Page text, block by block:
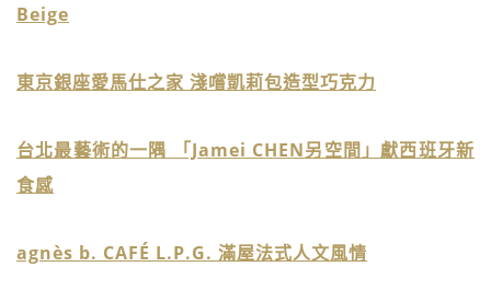
Beige
東京銀座愛馬仕之家 淺嚐凱莉包造型巧克力
台北最藝術的一隅 「Jamei CHEN另空間」獻西班牙新
食感
agnès b. CAFÉ L.P.G. 滿屋法式人文風情